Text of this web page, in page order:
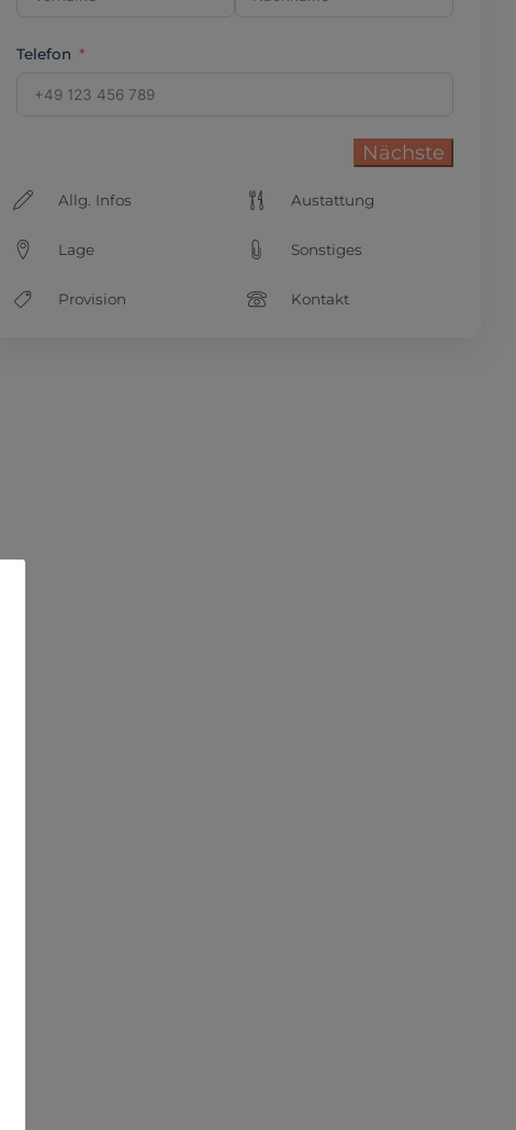
Telefon
Nächste
Allg. Infos Austattung
Lage Sonstiges
Provision Kontakt